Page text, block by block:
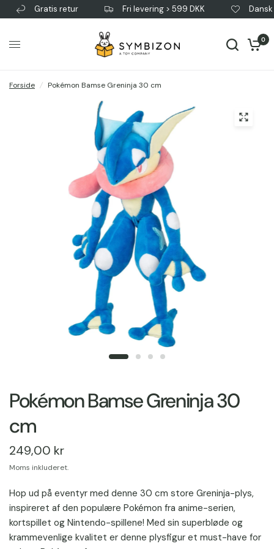
Gratis retur Fri levering > 599 DKK Dansk
0
Forside / Pokémon Bamse Greninja 30 cm
Pokémon Bamse Greninja 30
cm
249,00 kr
Moms inkluderet.
Hop ud på eventyr med denne 30 cm store Greninja-plys,
inspireret af den populære Pokémon fra anime-serien,
kortspillet og Nintendo-spillene! Med sin superbløde og
krammevenlige kvalitet er denne plysfigur et must-have for